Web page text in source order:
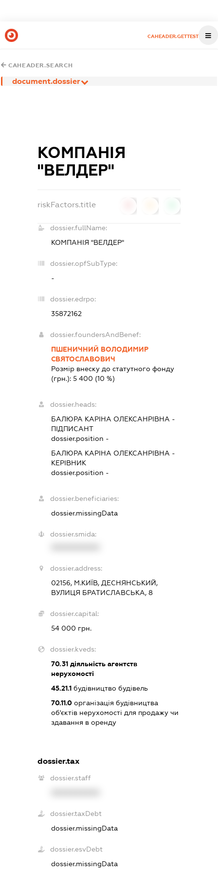
CAHEADER.GETTEST
CAHEADER.SEARCH
document.dossier
КОМПАНІЯ
"ВЕЛДЕР"
riskFactors.title
dossier.fullName:
КОМПАНІЯ "ВЕЛДЕР"
dossier.opfSubType:
-
dossier.edrpo:
35872162
dossier.foundersAndBenef:
ПШЕНИЧНИЙ ВОЛОДИМИР
СВЯТОСЛАВОВИЧ
Розмір внеску до статутного фонду
(грн.):5 400 (10 %)
dossier.heads:
БАЛЮРА КАРІНА ОЛЕКСАНРІВНА -
ПІДПИСАНТ
dossier.position -
БАЛЮРА КАРІНА ОЛЕКСАНРІВНА -
КЕРІВНИК
dossier.position -
dossier.beneficiaries:
dossier.missingData
dossier.smida:
dossier.address:
02156, М.КИЇВ, ДЕСНЯНСЬКИЙ,
ВУЛИЦЯ БРАТИСЛАВСЬКА, 8
dossier.capital:
54 000 грн.
dossier.kveds:
70.31 діяльність агентств
нерухомості
45.21.1 будівництво будівель
70.11.0 організація будівництва
об'єктів нерухомості для продажу чи
здавання в оренду
dossier.tax
dossier.staff
dossier.taxDebt
dossier.missingData
dossier.esvDebt
dossier.missingData